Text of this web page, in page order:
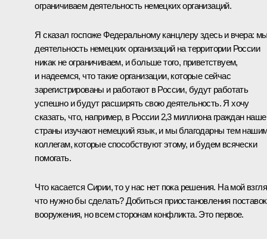
ограничиваем деятельность немецких организаций.
Я сказал госпоже Федеральному канцлеру здесь и вчера:
деятельность немецких организаций на территории России
никак не ограничиваем, и больше того, приветствуем,
и надеемся, что такие организации, которые сейчас
зарегистрированы и работают в России, будут работать
успешно и будут расширять свою деятельность. Я хочу
сказать, что, например, в России 2,3 миллиона граждан
страны изучают немецкий язык, и мы благодарны тем
коллегам, которые способствуют этому, и будем всячески
помогать.
Что касается Сирии, то у нас нет пока решения. На мой
что нужно бы сделать? Добиться приостановления поставок
вооружения, но всем сторонам конфликта. Это первое.